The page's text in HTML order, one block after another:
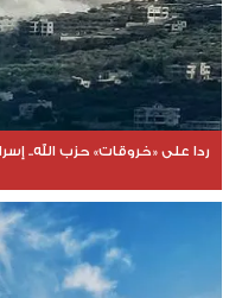
ردا على «خروقات» حزب الله..